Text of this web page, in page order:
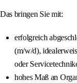
Das bringen Sie mit:
erfolgreich
(m/w/d),
oder
hohes Maß an